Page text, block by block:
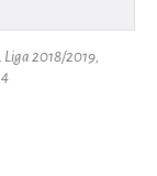
2018/2019,